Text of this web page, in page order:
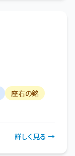
座右の銘
詳しく見る →